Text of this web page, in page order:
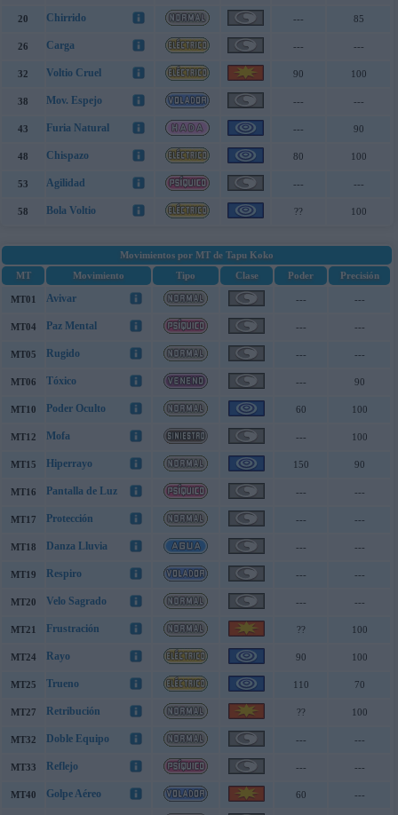
20 Chirrido --- 85
26 Carga --- ---
32 Voltio Cruel 90 100
38 Mov. Espejo --- ---
43 Furia Natural --- 90
48 Chispazo 80 100
53 Agilidad --- ---
58 Bola Voltio ?? 100
Movimientos por MT de Tapu Koko
MT
Movimiento Tipo Clase Poder Precisión
MT01 Avivar --- ---
MT04 Paz Mental --- ---
MT05 Rugido --- ---
MT06 Tóxico --- 90
MT10 Poder Oculto 60 100
MT12 Mofa --- 100
MT15 Hiperrayo 150 90
MT16 Pantalla de Luz --- ---
MT17 Protección --- ---
MT18 Danza Lluvia --- ---
MT19 Respiro --- ---
MT20 Velo Sagrado --- ---
MT21 Frustración ?? 100
MT24 Rayo 90 100
MT25 Trueno 110 70
MT27 Retribución ?? 100
MT32 Doble Equipo --- ---
MT33 Reflejo --- ---
MT40 Golpe Aéreo 60 ---